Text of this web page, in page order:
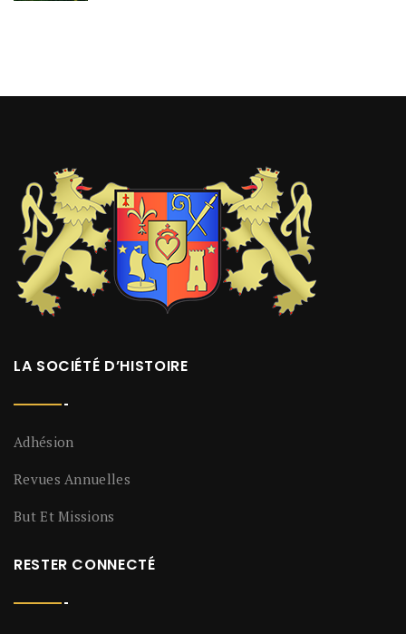
LA SOCIÉTÉ D’HISTOIRE
Adhésion
Revues Annuelles
But Et Missions
RESTER CONNECTÉ